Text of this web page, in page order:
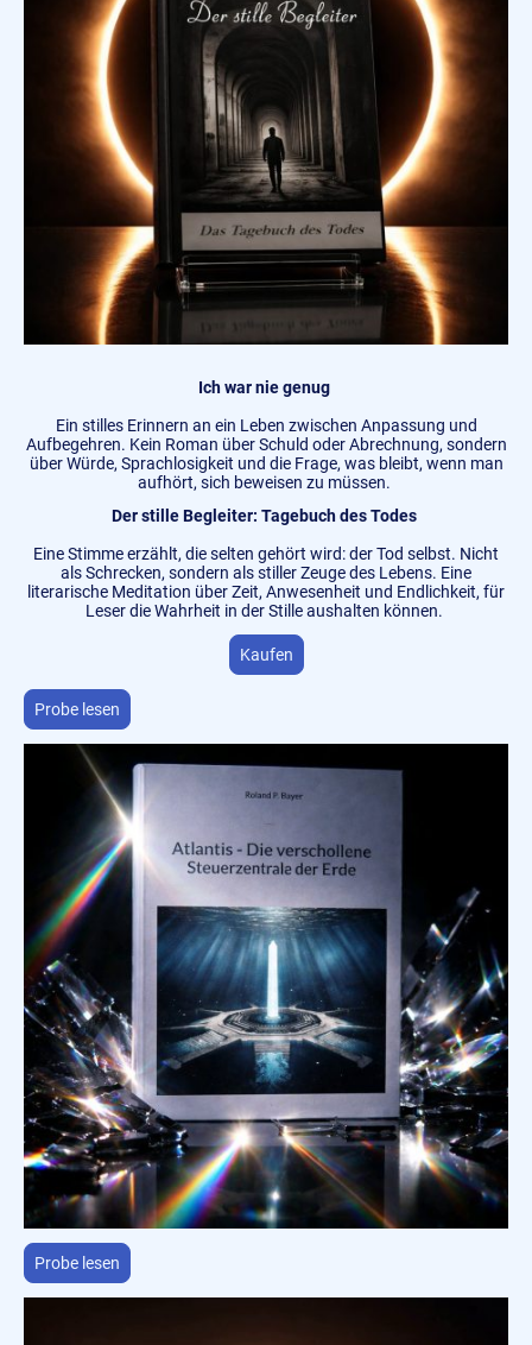
Ich war nie genug
Ein stilles Erinnern an ein Leben zwischen Anpassung und
Aufbegehren. Kein Roman über Schuld oder Abrechnung, sondern
über Würde, Sprachlosigkeit und die Frage, was bleibt, wenn man
aufhört, sich beweisen zu müssen.
Der stille Begleiter: Tagebuch des Todes
Eine Stimme erzählt, die selten gehört wird: der Tod selbst. Nicht
als Schrecken, sondern als stiller Zeuge des Lebens. Eine
literarische Meditation über Zeit, Anwesenheit und Endlichkeit, für
Leser die Wahrheit in der Stille aushalten können.
Kaufen
Probe lesen
Probe lesen